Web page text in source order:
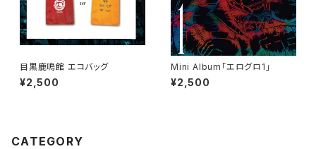
目黒鹿鳴館 エコバッグ
¥2,500
Mini Album「エログロ1」
¥2,500
CATEGORY